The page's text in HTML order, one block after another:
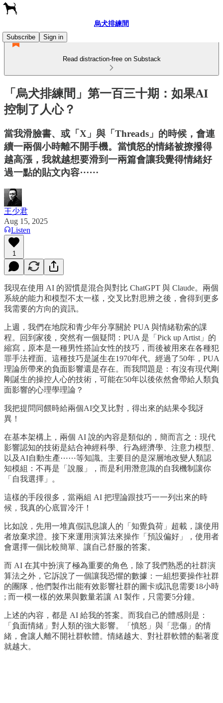
烏犬排練間
Subscribe
Sign in
Read distraction-free on Substack
「烏犬排練間」第一百三十期：如果AI
控制了人心？
當我滑臉書、或「X」與「Threads」的時候，會連
續一兩個小時離不開手機。當憤怒的情緒被撩撥得
越高漲，我就越想要滑到一兩篇會讓我覺得情緒好
過一點的貼文內容⋯⋯
王少君
Aug 15, 2025
Listen
1
我現在使用 AI 的習慣是混合與對比 ChatGPT 與 Claude。兩個
系統的能力和模型不太一樣，交叉比對思辨之後，會得到更多
我需要的方向的資訊。
上週，我們在地院和青少年分享關於 PUA 與情緒勒索的課
程。回到家後，突然有一個疑問：PUA 是「Pick up Artist」的
縮寫，原本是一種男性搭訕女性的技巧，而後被用來在各種犯
罪手法裡面。這種技巧是誕生在1970年代。經過了50年，PUA
理論所帶來的負面影響還是存在。而我問題是：有沒有現代剛
剛誕生的操控人心的技術，可能在50年以後依然會帶給人類負
面影響的心理學理論？
我把提問同餵時給兩個AI交叉比對，得出來的結果令我訝
異！
在基本架構上，兩個 AI 說的內容是類似的，簡而言之：現代
影響認知的技術是結合神經科學、行為經濟學、注意力模型、
以及AI自動生產⋯⋯等知識。主要目的是深層地改變人類認
知模組：不再是「說服」，而是利用潛意識的自我機制讓你
「自我選擇」。
這樣的手段很多，當兩組 AI 把理論跟技巧一一列出來的時
候，我真的心底冒冷汗！
比如說，先用一堆真假訊息讓人的「知覺負荷」超載，讓使用
者放棄求證。接下來運用演算法來操作「預設偏好」，使用者
會選擇一個比較簡單、讓自己舒服的答案。
而 AI 在其中扮演了極為重要的角色，除了我們熟悉的社群演
算法之外，它訴說了一個讓我恐懼的數據：一組想要操作社群
的團隊，他們製作出能有效影響社群的圖卡或訊息需要18小時
; 而一模一樣的效果與數量若讓 AI 製作，只需要5分鐘。
上述的內容，都是 AI 給我的答案。而我自己的體感則是：
「負面情緒」對人類的強大影響。「憤怒」與「悲傷」的情
緒，會讓人離不開社群軟體。情緒越大、對社群軟體的黏著度
就越大。